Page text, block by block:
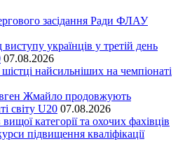
засідання Ради ФЛАУ
українців у третій день
07.08.2026
найсильніших на чемпіонаті
Жмайло продовжують
світу U20 07.08.2026
категорії та охочих фахівців
підвищення кваліфікації